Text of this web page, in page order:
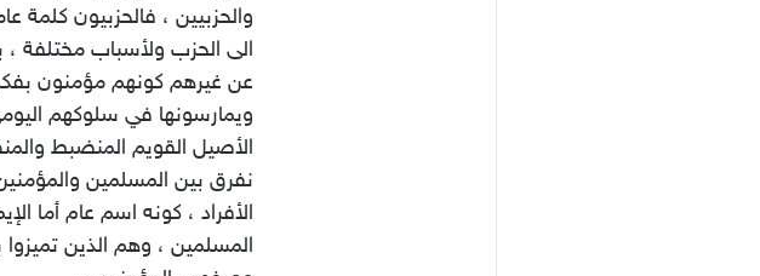
والحزبيين ، فالحزبيون
الى الحزب ولأسباب مختلفة ،
عن غيرهم كونهم مؤمنون
ويمارسونها في سلوكهم
الأصيل القويم المنضبط
نفرق بين المسلمين
الأفراد ، كونه اسم عام أما
المسلمين ، وهم الذين